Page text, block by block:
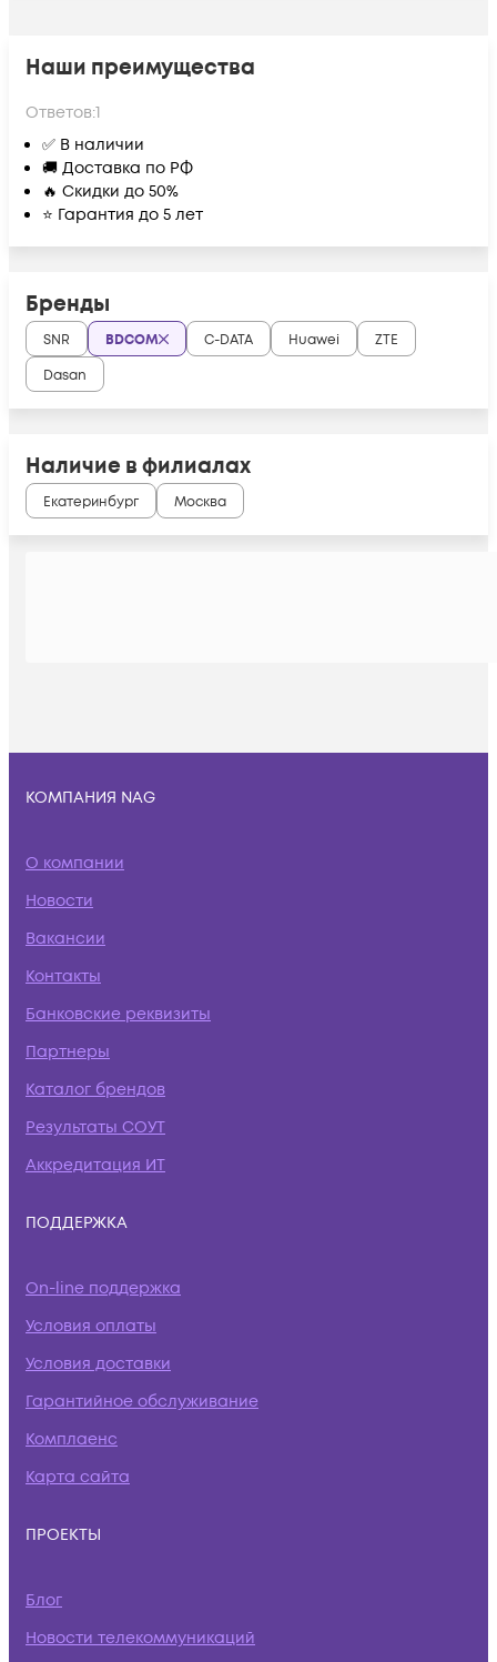
Наши преимущества
Ответов:1
✅ В наличии
🚚 Доставка по РФ
🔥 Скидки до 50%
⭐ Гарантия до 5 лет
Бренды
SNR BDCOM C-DATA Huawei
ZTE
Dasan
Наличие в филиалах
Екатеринбург Москва
КОМПАНИЯ NAG
О компании
Новости
Вакансии
Контакты
Банковские реквизиты
Партнеры
Каталог брендов
Результаты СОУТ
Аккредитация ИТ
ПОДДЕРЖКА
On-line поддержка
Условия оплаты
Условия доставки
Гарантийное обслуживание
Комплаенс
Карта сайта
ПРОЕКТЫ
Блог
Новости телекоммуникаций